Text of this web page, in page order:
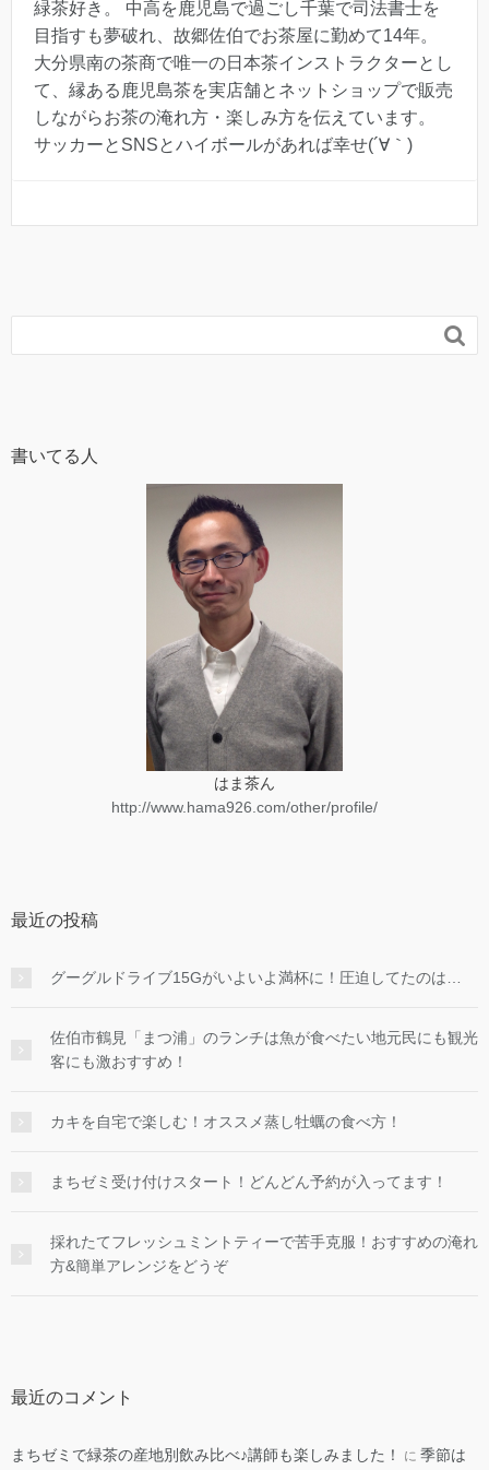
緑茶好き。 中高を鹿児島で過ごし千葉で司法書士を
目指すも夢破れ、故郷佐伯でお茶屋に勤めて14年。
大分県南の茶商で唯一の日本茶インストラクターとし
て、縁ある鹿児島茶を実店舗とネットショップで販売
しながらお茶の淹れ方・楽しみ方を伝えています。
サッカーとSNSとハイボールがあれば幸せ(´∀｀)

書いてる人
はま茶ん
http://www.hama926.com/other/profile/
最近の投稿
グーグルドライブ15Gがいよいよ満杯に！圧迫してたのは…
佐伯市鶴見「まつ浦」のランチは魚が食べたい地元民にも観光
客にも激おすすめ！
カキを自宅で楽しむ！オススメ蒸し牡蠣の食べ方！
まちゼミ受け付けスタート！どんどん予約が入ってます！
採れたてフレッシュミントティーで苦手克服！おすすめの淹れ
方&簡単アレンジをどうぞ
最近のコメント
まちゼミで緑茶の産地別飲み比べ♪講師も楽しみました！ に 季節は